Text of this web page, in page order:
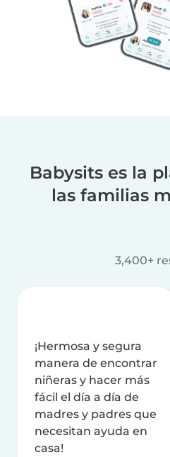
Babysits es la
las familias
3,400+
¡Hermosa y segura
manera de encontrar
niñeras y hacer más
fácil el día a día de
madres y padres que
necesitan ayuda en
casa!